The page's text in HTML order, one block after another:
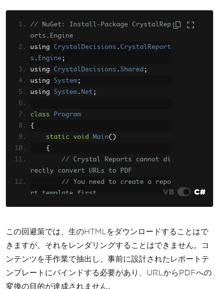
// NuGet: Install-Package CrystalRep
orts.Engine
using CrystalDecisions . CrystalReport
s . Engine ;
using CrystalDecisions . Shared ;
using System;
using System . Net ;
class
Program
{
static
void Main()
{
// Crystal Reports cannot di
rectly convert URLs to PDF
// You need to create a repo
rt template first
WebClient client
WebCl
string htmlContent = client.
DownloadString("https://example.co
m" );
VB C#
この回避策では、生のHTMLをダウンロードすることはで
きますが、それをレンダリングすることはできません。コ
ンテンツを手作業で抽出し、事前に設計されたレポートテ
ンプレートにバインドする必要があり、URLからPDFへの
変換の目的が達成されません。